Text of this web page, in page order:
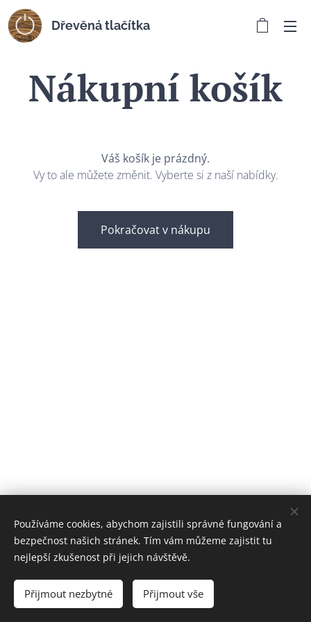
Dřevěná tlačítka
Nákupní košík
Váš košík je prázdný.
Vy to ale můžete změnit. Vyberte si z naší nabídky.
Pokračovat v nákupu
© 2024 Všechna práva vyhrazena
Cookies
Používáme cookies, abychom zajistili správné fungování a
bezpečnost našich stránek. Tím vám můžeme zajistit tu
nejlepší zkušenost při jejich návštěvě.
Přijmout nezbytné Přijmout vše